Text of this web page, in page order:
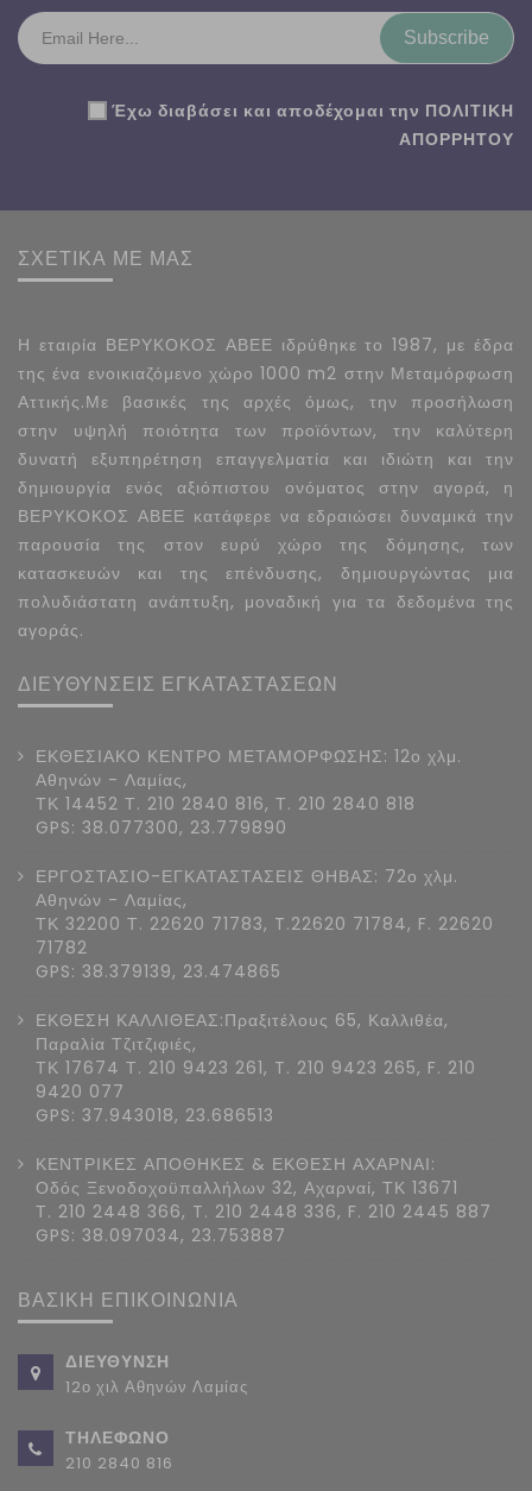
Subscribe
Έχω διαβάσει και αποδέχομαι την ΠΟΛΙΤΙΚΗ
ΑΠΟΡΡΗΤΟΥ
ΣΧΕΤΙΚΑ ΜΕ ΜΑΣ
Η εταιρία ΒΕΡΥΚΟΚΟΣ ΑΒΕΕ ιδρύθηκε το 1987, με έδρα
της ένα ενοικιαζόμενο χώρο 1000 m2 στην Μεταμόρφωση
Αττικής.Με βασικές της αρχές όμως, την προσήλωση
στην υψηλή ποιότητα των προϊόντων, την καλύτερη
δυνατή εξυπηρέτηση επαγγελματία και ιδιώτη και την
δημιουργία ενός αξιόπιστου ονόματος στην αγορά, η
ΒΕΡΥΚΟΚΟΣ ΑΒΕΕ κατάφερε να εδραιώσει δυναμικά την
παρουσία της στον ευρύ χώρο της δόμησης, των
κατασκευών και της επένδυσης, δημιουργώντας μια
πολυδιάστατη ανάπτυξη, μοναδική για τα δεδομένα της
αγοράς.
ΔΙΕΥΘΥΝΣΕΙΣ ΕΓΚΑΤΑΣΤΑΣΕΩΝ
ΕΚΘΕΣΙΑΚΟ ΚΕΝΤΡΟ ΜΕΤΑΜΟΡΦΩΣΗΣ: 12ο χλμ.
Αθηνών - Λαμίας,
ΤΚ 14452 Τ. 210 2840 816, Τ. 210 2840 818
GPS: 38.077300, 23.779890
ΕΡΓΟΣΤΑΣΙΟ-ΕΓΚΑΤΑΣΤΑΣΕΙΣ ΘΗΒΑΣ: 72ο χλμ.
Αθηνών - Λαμίας,
ΤΚ 32200 Τ. 22620 71783, T.22620 71784, F. 22620
71782
GPS: 38.379139, 23.474865
ΕΚΘΕΣΗ ΚΑΛΛΙΘΕΑΣ:Πραξιτέλους 65, Καλλιθέα,
Παραλία Τζιτζιφιές,
ΤΚ 17674 Τ. 210 9423 261, T. 210 9423 265, F. 210
9420 077
GPS: 37.943018, 23.686513
ΚΕΝΤΡΙΚΕΣ ΑΠΟΘΗΚΕΣ & ΕΚΘΕΣΗ ΑΧΑΡΝΑΙ:
Οδός Ξενοδοχοϋπαλλήλων 32, Αχαρναί, ΤΚ 13671
Τ. 210 2448 366, T. 210 2448 336, F. 210 2445 887
GPS: 38.097034, 23.753887
ΒΑΣΙΚΗ ΕΠΙΚΟΙΝΩΝΙΑ
ΔΙΕΥΘΥΝΣΗ
12ο χιλ Αθηνών Λαμίας
ΤΗΛΕΦΩΝΟ
210 2840 816